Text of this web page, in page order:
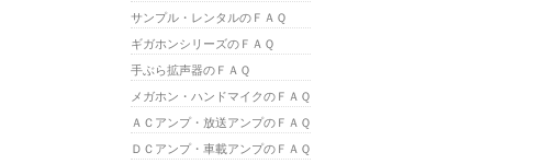
サンプル・レンタルのＦＡＱ
ギガホンシリーズのＦＡＱ
手ぶら拡声器のＦＡＱ
メガホン・ハンドマイクのＦＡＱ
ＡＣアンプ・放送アンプのＦＡＱ
ＤＣアンプ・車載アンプのＦＡＱ